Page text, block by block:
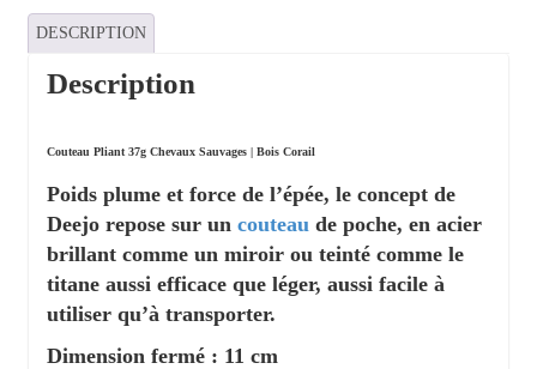
Chevaux
Sauvages
|
Bois
Corail
DESCRIPTION
Description
Couteau Pliant 37g Chevaux Sauvages | Bois Corail
Poids plume et force de l’épée, le concept de
Deejo repose sur un couteau de poche, en acier
brillant comme un miroir ou teinté comme le
titane aussi efficace que léger, aussi facile à
utiliser qu’à transporter.
Dimension fermé : 11 cm